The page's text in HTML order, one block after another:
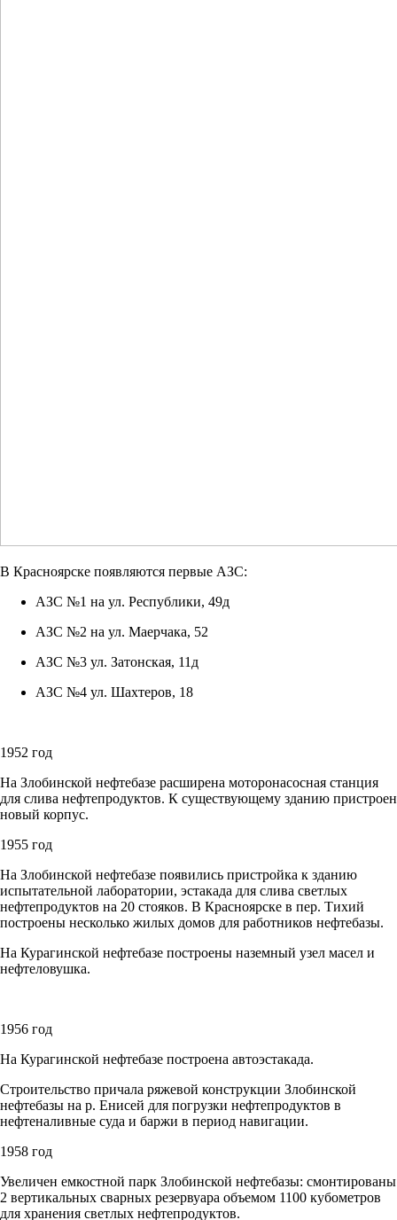
В Красноярске появляются первые АЗС:
АЗС №1 на ул. Республики, 49д
АЗС №2 на ул. Маерчака, 52
АЗС №3 ул. Затонская, 11д
АЗС №4 ул. Шахтеров, 18
1952 год
На Злобинской нефтебазе расширена моторонасосная станция
для слива нефтепродуктов. К существующему зданию пристроен
новый корпус.
1955 год
На Злобинской нефтебазе появились пристройка к зданию
испытательной лаборатории, эстакада для слива светлых
нефтепродуктов на 20 стояков. В Красноярске в пер. Тихий
построены несколько жилых домов для работников нефтебазы.
На Курагинской нефтебазе построены наземный узел масел и
нефтеловушка.
1956 год
На Курагинской нефтебазе построена автоэстакада.
Строительство причала ряжевой конструкции Злобинской
нефтебазы на р. Енисей для погрузки нефтепродуктов в
нефтеналивные суда и баржи в период навигации.
1958 год
Увеличен емкостной парк Злобинской нефтебазы: смонтированы
2 вертикальных сварных резервуара объемом 1100 кубометров
для хранения светлых нефтепродуктов.